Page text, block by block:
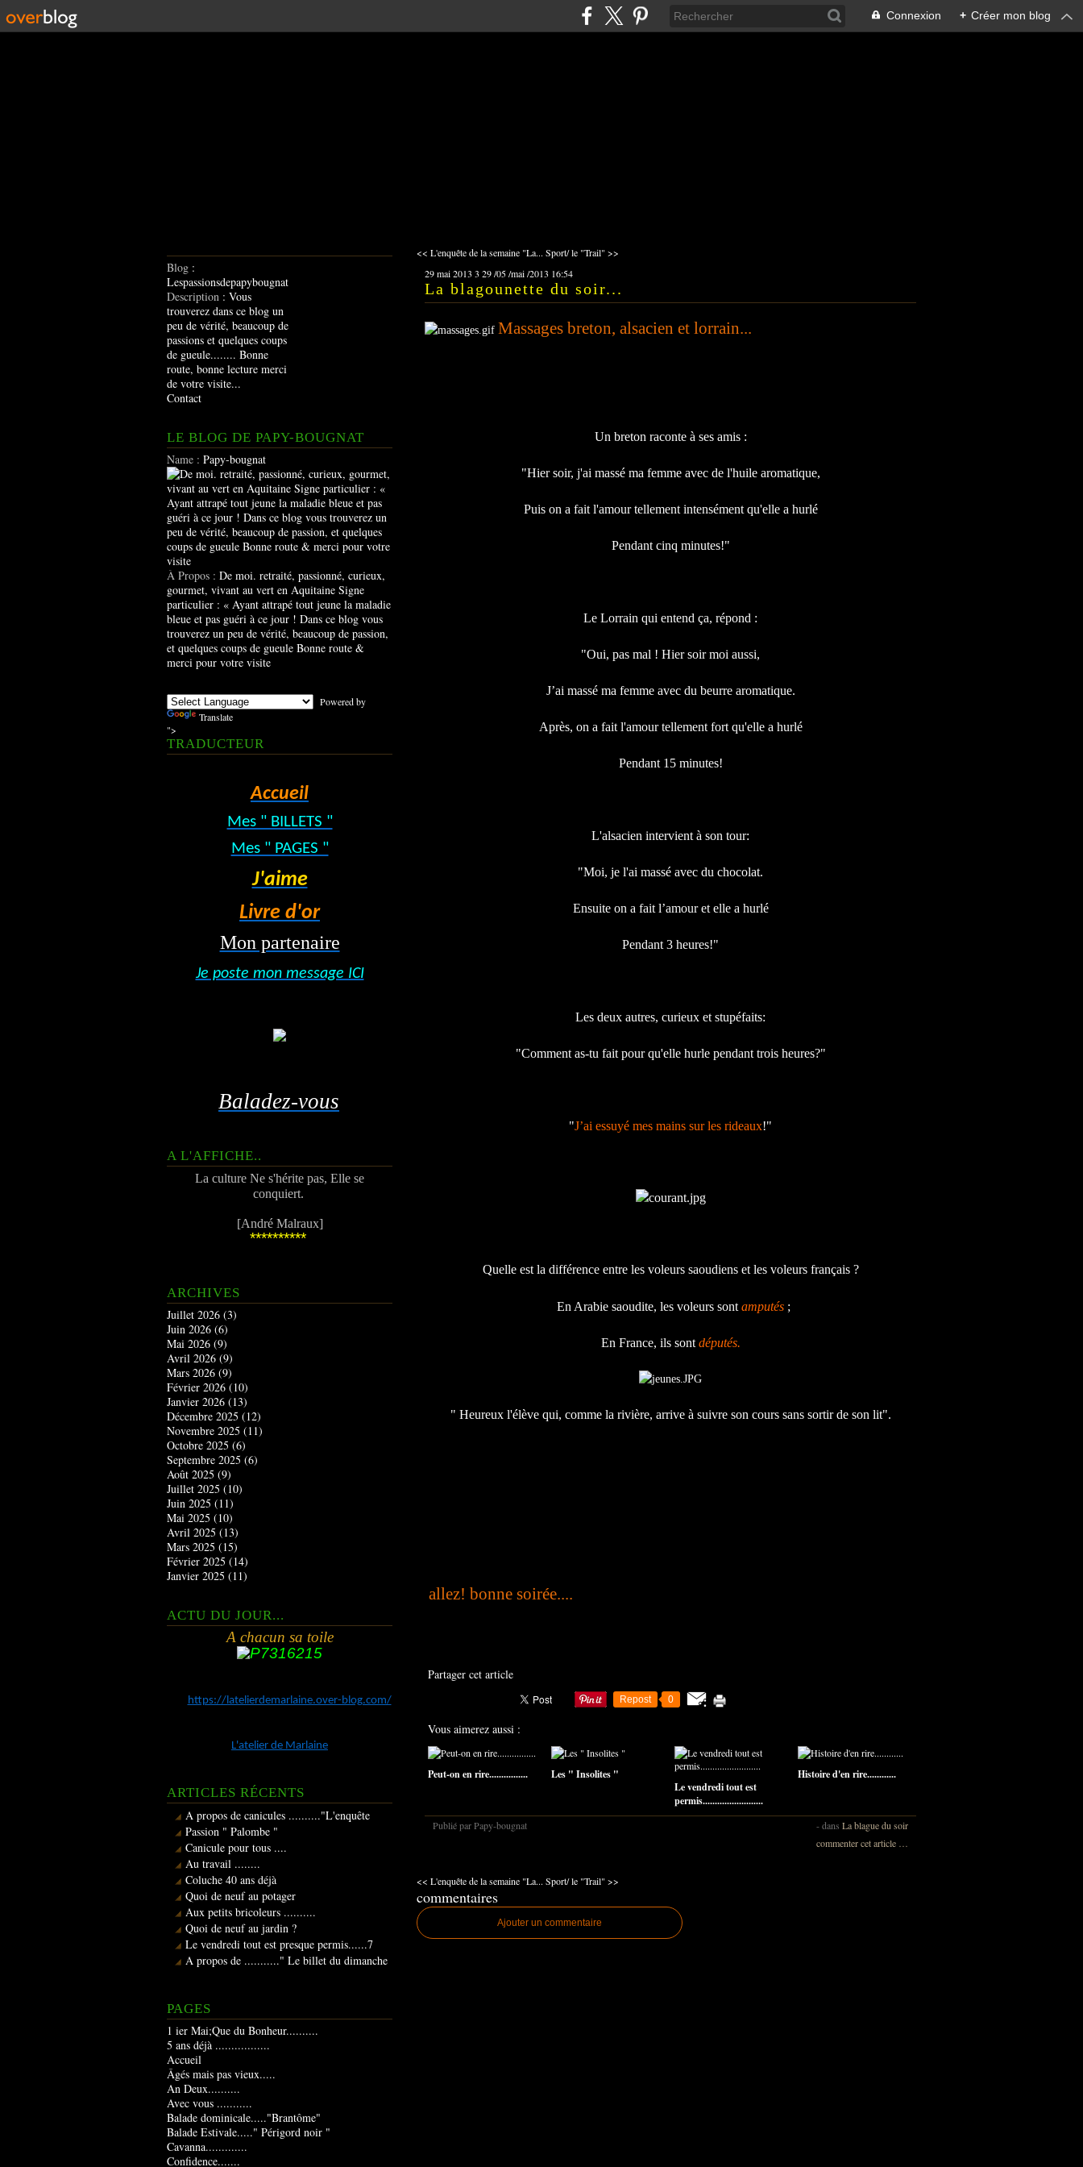
Connexion + Créer mon blog
Blog :
Lespassionsdepapybougnat
Description : Vous
trouverez dans ce blog un
peu de vérité, beaucoup de
passions et quelques coups
de gueule........ Bonne
route, bonne lecture merci
de votre visite...
Contact
LE BLOG DE PAPY-BOUGNAT
Name : Papy-bougnat
À Propos : De moi. retraité, passionné, curieux,
gourmet, vivant au vert en Aquitaine Signe
particulier : « Ayant attrapé tout jeune la maladie
bleue et pas guéri à ce jour ! Dans ce blog vous
trouverez un peu de vérité, beaucoup de passion,
et quelques coups de gueule Bonne route &
merci pour votre visite
Powered by
Translate
">
TRADUCTEUR
Accueil
Mes " BILLETS "
Mes " PAGES "
J'aime
Livre d'or
Mon partenaire
Je poste mon message ICI
Baladez-vous
A L'AFFICHE..
La culture Ne s'hérite pas, Elle se
conquiert.
[André Malraux]
**********
ARCHIVES
Juillet 2026 (3)
Juin 2026 (6)
Mai 2026 (9)
Avril 2026 (9)
Mars 2026 (9)
Février 2026 (10)
Janvier 2026 (13)
Décembre 2025 (12)
Novembre 2025 (11)
Octobre 2025 (6)
Septembre 2025 (6)
Août 2025 (9)
Juillet 2025 (10)
Juin 2025 (11)
Mai 2025 (10)
Avril 2025 (13)
Mars 2025 (15)
Février 2025 (14)
Janvier 2025 (11)
ACTU DU JOUR...
A chacun sa toile
https://latelierdemarlaine.over-blog.com/
L'atelier de Marlaine
ARTICLES RÉCENTS
A propos de canicules .........."L'enquête
Passion " Palombe "
Canicule pour tous ....
Au travail ........
Coluche 40 ans déjà
Quoi de neuf au potager
Aux petits bricoleurs ..........
Quoi de neuf au jardin ?
Le vendredi tout est presque permis......7
A propos de ..........." Le billet du dimanche
PAGES
1 ier Mai;Que du Bonheur..........
5 ans déjà .................
Accueil
Âgés mais pas vieux.....
An Deux..........
Avec vous ...........
Balade dominicale....."Brantôme"
Balade Estivale....." Périgord noir "
Cavanna.............
Confidence.......
<< L'enquête de la semaine "La... Sport/ le "Trail" >>
29 mai 2013 3 29/05/mai/2013 16:54
La blagounette du soir...
Massages breton, alsacien et lorrain...
Un breton raconte à ses amis :
"Hier soir, j'ai massé ma femme avec de l'huile aromatique,
Puis on a fait l'amour tellement intensément qu'elle a hurlé
Pendant cinq minutes!"
Le Lorrain qui entend ça, répond :
"Oui, pas mal ! Hier soir moi aussi,
J’ai massé ma femme avec du beurre aromatique.
Après, on a fait l'amour tellement fort qu'elle a hurlé
Pendant 15 minutes!
L'alsacien intervient à son tour:
"Moi, je l'ai massé avec du chocolat.
Ensuite on a fait l’amour et elle a hurlé
Pendant 3 heures!"
Les deux autres, curieux et stupéfaits:
"Comment as-tu fait pour qu'elle hurle pendant trois heures?"
"J’ai essuyé mes mains sur les rideaux!"
Quelle est la différence entre les voleurs saoudiens et les voleurs français ?
En Arabie saoudite, les voleurs sont amputés ;
En France, ils sont députés.
" Heureux l'élève qui, comme la rivière, arrive à suivre son cours sans sortir de son lit".
allez! bonne soirée....
Partager cet article
Repost 0
Vous aimerez aussi :
Peut-on en rire................
Les " Insolites "
Le vendredi tout est
permis.........................
Histoire d'en rire............
Publié par Papy-bougnat -dans La blague du soir
commenter cet article
<< L'enquête de la semaine "La... Sport/ le "Trail" >>
commentaires
Ajouter un commentaire